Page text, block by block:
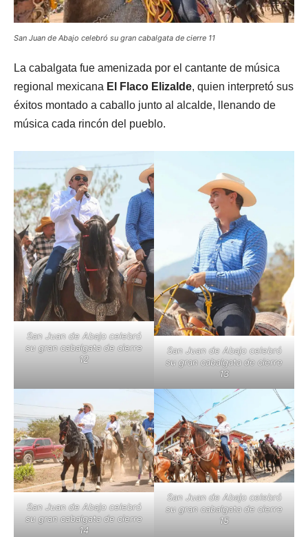
San Juan de Abajo celebró su gran cabalgata de cierre 11
La cabalgata fue amenizada por el cantante de música
regional mexicana El Flaco Elizalde, quien interpretó sus
éxitos montado a caballo junto al alcalde, llenando de
música cada rincón del pueblo.
San Juan de Abajo celebró
su gran cabalgata de cierre
12
San Juan de Abajo celebró
su gran cabalgata de cierre
13
San Juan de Abajo celebró
su gran cabalgata de cierre
14
San Juan de Abajo celebró
su gran cabalgata de cierre
15